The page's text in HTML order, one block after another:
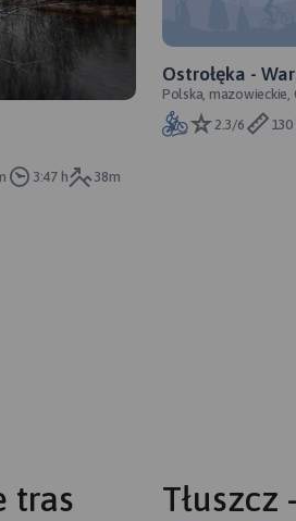
3:47 h 38m
Ostrołęka -
Polska, mazowieckie,
2.3/6
130
tras